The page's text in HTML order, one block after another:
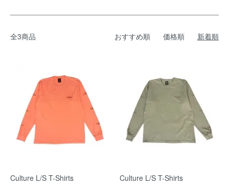
全3商品 おすすめ順 価格順 新着順
Culture L/S T-Shirts
Culture L/S T-Shirts